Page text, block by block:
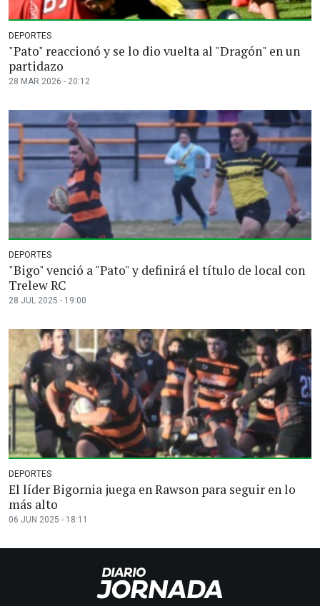
DEPORTES
"Pato" reaccionó y se lo dio vuelta al "Dragón" en un
partidazo
28 MAR 2026 - 20:12
DEPORTES
"Bigo" venció a "Pato" y definirá el título de local con
Trelew RC
28 JUL 2025 - 19:00
DEPORTES
El líder Bigornia juega en Rawson para seguir en lo
más alto
06 JUN 2025 - 18:11